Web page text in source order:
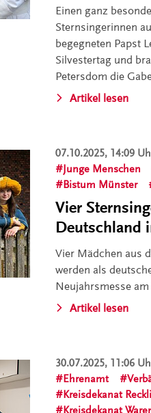
Einen ganz
Sternsingerinnen
begegneten Papst
Silvestertag und
Petersdom die
Artikel lesen
07.10.2025, 14:09
Junge Menschen
Bistum Münster
Vier
Deutschland
Vier Mädchen aus
werden als
Neujahrsmesse
Artikel lesen
30.07.2025, 11:06
Ehrenamt
Kreisdekanat
Kreisdekanat